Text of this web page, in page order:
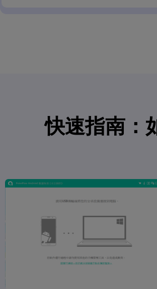
快速指南